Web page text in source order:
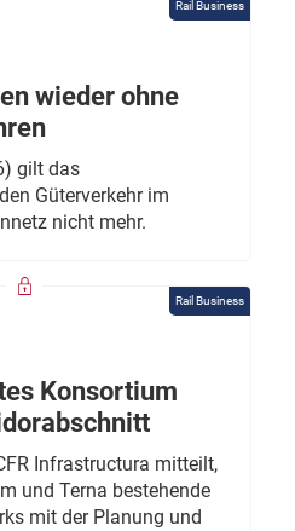
Rail Business
wieder ohne
gilt das
Güterverkehr im
nicht mehr.
Rail Business
Konsortium
Infrastructura mitteilt,
und Terna bestehende
mit der Planung und